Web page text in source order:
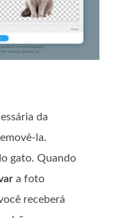
da
la.
gato. Quando
a foto
receberá